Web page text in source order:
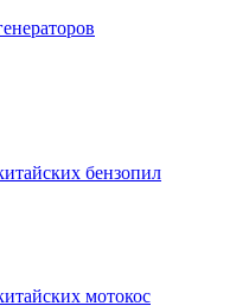
бензопил
мотокос